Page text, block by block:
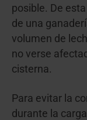
posible. De
de una
volumen de
no verse
cisterna.
Para evitar la
durante la